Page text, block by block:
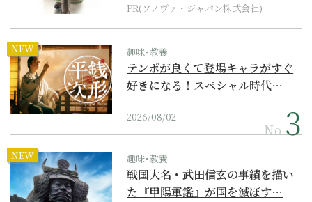
PR(ソノヴァ・ジャパン株式会社)
NEW 趣味･教養
テンポが良くて登場キャラがすぐ
好きになる！スペシャル時代…
2026/08/02
No.
NEW 趣味･教養
戦国大名・武田信玄の事績を描い
た『甲陽軍鑑』が国を滅ぼす…